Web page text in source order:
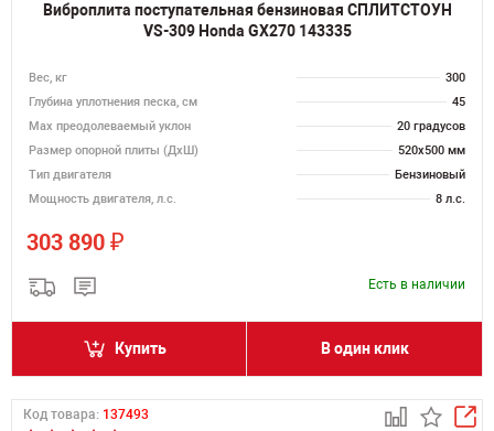
Виброплита поступательная бензиновая СПЛИТСТОУН
VS-309 Honda GX270 143335
Вес, кг
300
Глубина уплотнения песка, см
45
Max преодолеваемый уклон
20 градусов
Размер опорной плиты (ДхШ)
520х500 мм
Тип двигателя
Бензиновый
Мощность двигателя, л.с.
8 л.с.
303 890 ₽
Есть в наличии
Купить В один клик
Код товара: 137493